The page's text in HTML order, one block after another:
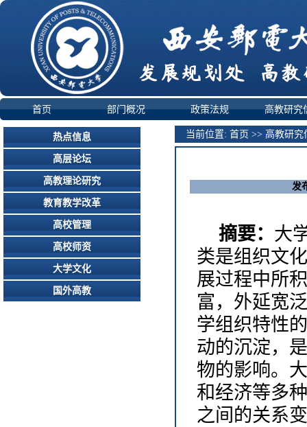
首页 部门概况 政策法规 高教研究
热点信息
高层论坛
高教理论研究
教育教学改革
高校管理
高校师资
大学文化
国外高教
当前位置: 首页 >> 高教研究
发
摘要： 大
类是组织文
展过程中所
富，外延宽
学组织特性
动的沉淀，
物的影响。
和经济等多
之间的关系